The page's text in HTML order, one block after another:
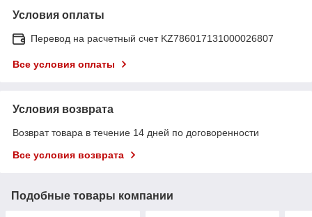
Условия оплаты
Перевод на расчетный счет KZ786017131000026807
Все условия оплаты
Условия возврата
Возврат товара в течение 14 дней по договоренности
Все условия возврата
Подобные товары компании